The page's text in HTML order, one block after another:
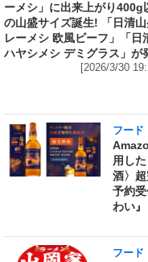
ーメシ」に出来上がり400g
の山盛サイズ誕生! 「日清山
レーメシ 欧風ビーフ」「日
ハヤシメシ デミグラス」が
[2026/3/30
フード
用し
酒〉
予約
わい』
フード